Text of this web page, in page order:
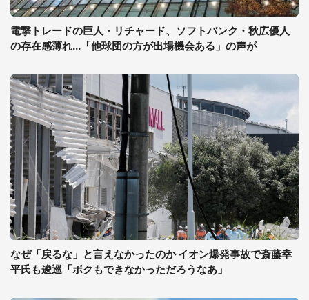
電撃トレードの巨人・リチャード、ソフトバンク・秋広優人
の存在感薄れ...「他球団の方が出場機会ある」の声が
なぜ「戻るな」と言えなかったのか イオン爆発事故で斎藤幸
平氏も逡巡「ボクもできなかっただろうなあ」